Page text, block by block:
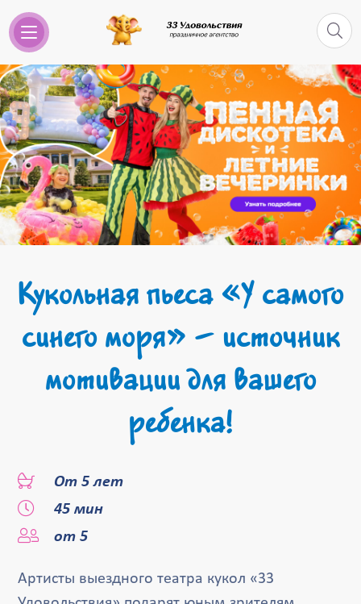
Кукольная пьеса «У самого
синего моря» – источник
мотивации для вашего
ребенка!
От 5 лет
45 мин
от 5
Артисты выездного театра кукол «33